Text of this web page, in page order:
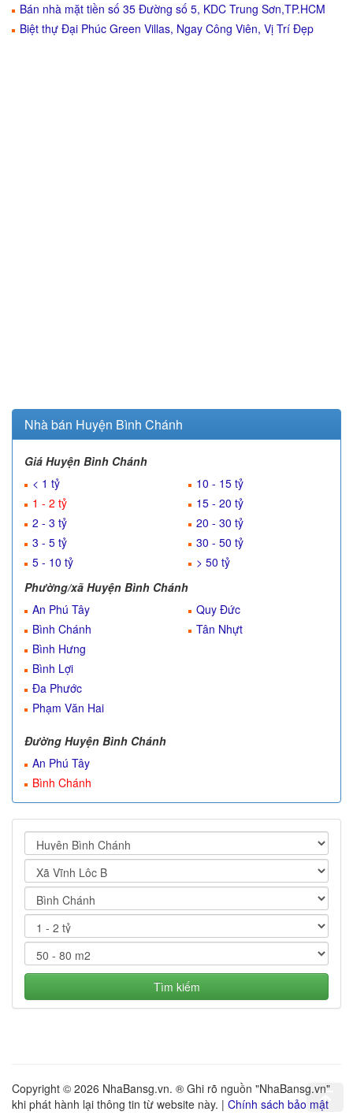
Bán nhà mặt tiền số 35 Đường số 5, KDC Trung Sơn,TP.HCM
Biệt thự Đại Phúc Green Villas, Ngay Công Viên, Vị Trí Đẹp
Nhà bán Huyện Bình Chánh
Giá Huyện Bình Chánh
< 1 tỷ
1 - 2 tỷ
2 - 3 tỷ
3 - 5 tỷ
5 - 10 tỷ
10 - 15 tỷ
15 - 20 tỷ
20 - 30 tỷ
30 - 50 tỷ
> 50 tỷ
Phường/xã Huyện Bình Chánh
An Phú Tây
Bình Chánh
Bình Hưng
Bình Lợi
Đa Phước
Phạm Văn Hai
Quy Đức
Tân Nhựt
Đường Huyện Bình Chánh
An Phú Tây
Bình Chánh
Tìm kiếm
Copyright © 2026 NhaBansg.vn. ® Ghi rõ nguồn "NhaBansg.vn"
khi phát hành lại thông tin từ website này. | Chính sách bảo mật